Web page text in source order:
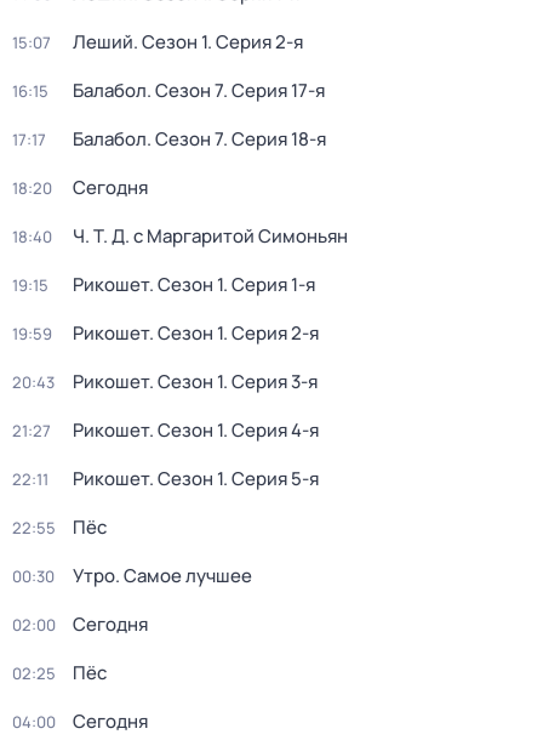
15:07 Леший. Сезон 1. Серия 2-я
16:15 Балабол. Сезон 7. Серия 17-я
17:17 Балабол. Сезон 7. Серия 18-я
18:20 Сегодня
18:40 Ч. T. Д. с Маргаритой Симоньян
19:15 Рикошет. Сезон 1. Серия 1-я
19:59 Рикошет. Сезон 1. Серия 2-я
20:43 Рикошет. Сезон 1. Серия 3-я
21:27 Рикошет. Сезон 1. Серия 4-я
22:11 Рикошет. Сезон 1. Серия 5-я
22:55 Пёс
00:30 Утро. Самое лучшее
02:00 Сегодня
02:25 Пёс
04:00 Сегодня